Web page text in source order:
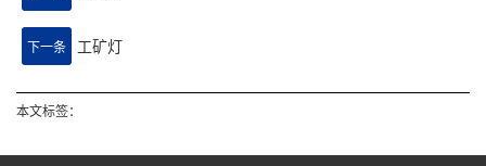
下一条 工矿灯
本文标签：